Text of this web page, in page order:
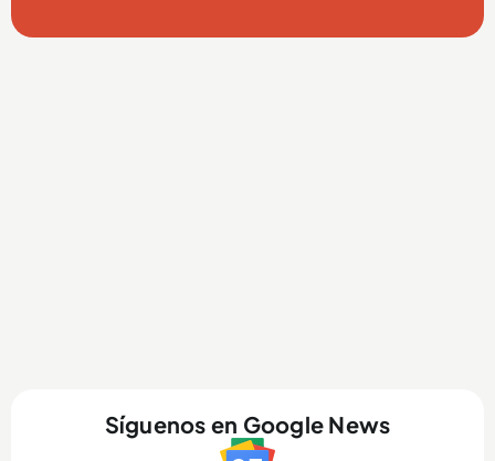
Síguenos en Google News